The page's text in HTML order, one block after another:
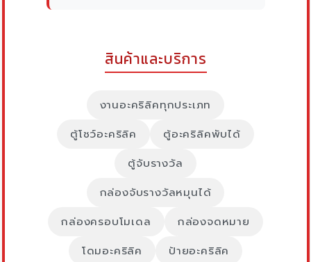
สินค้าและบริการ
งานอะคริลิคทุกประเภท
ตู้โชว์อะคริลิค
ตู้อะคริลิคพับได้
ตู้จับรางวัล
กล่องจับรางวัลหมุนได้
กล่องครอบโมเดล
กล่องจดหมาย
โดมอะคริลิค
ป้ายอะคริลิค